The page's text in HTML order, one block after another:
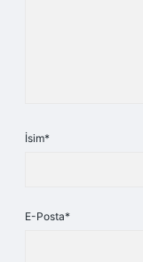
İsim*
E-Posta*